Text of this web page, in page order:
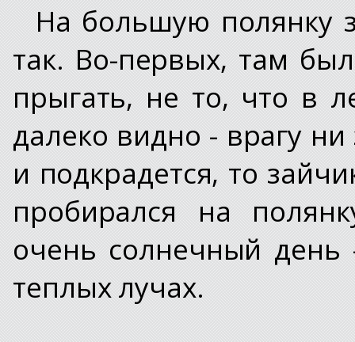
На большую полянку
так. Во-первых, там
прыгать, не то, что в
далеко видно - врагу
и подкрадется, то
пробирался на
очень солнечный
теплых лучах.